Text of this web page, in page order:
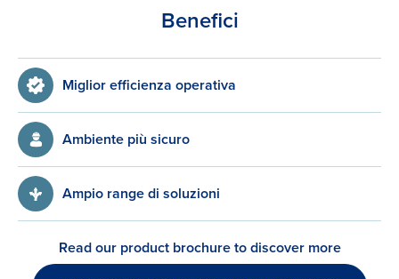
Benefici
Miglior efficienza operativa
Ambiente più sicuro
Ampio range di soluzioni
Read our product brochure to discover more